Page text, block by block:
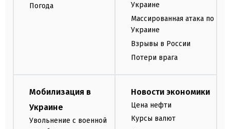
Погода
Украине
Массированная атака по
Украине
Взрывы в России
Потери врага
Мобилизация в
Украине
Увольнение с военной
Новости экономики
Цена нефти
Курсы валют